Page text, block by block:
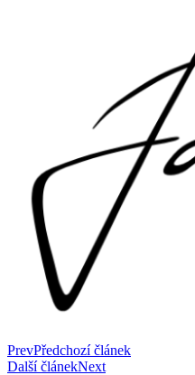
PrevPředchozí článek
Další článekNext